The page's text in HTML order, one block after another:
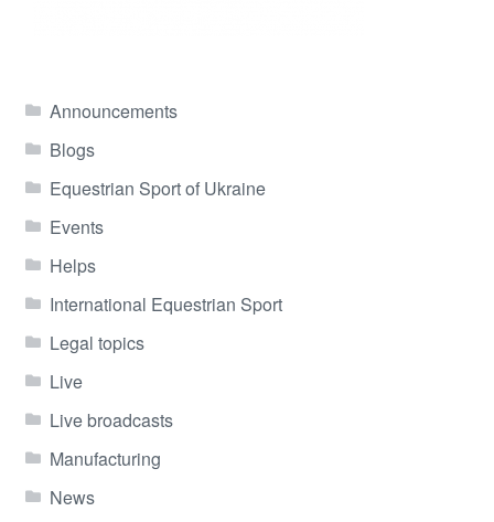
Announcements
Blogs
Equestrian Sport of Ukraine
Events
Helps
International Equestrian Sport
Legal topics
Live
Live broadcasts
Manufacturing
News